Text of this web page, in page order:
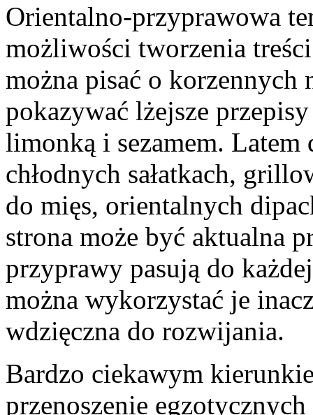
Orientalno-przyprawowa
możliwości tworzenia
można pisać o korzennych
pokazywać lżejsze
limonką i sezamem. Latem
chłodnych sałatkach,
do mięs, orientalnych
strona może być aktualna
przyprawy pasują do
można wykorzystać je
wdzięczna do rozwijania.
Bardzo ciekawym
przenoszenie